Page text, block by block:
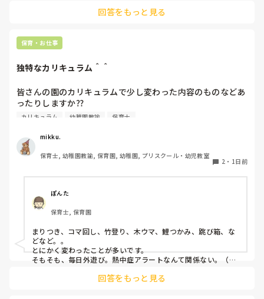
子どもはかわいいけど、毎日体痛いし、疲れました。
他の職場を探そうかな。甘えでしょうか？
せば加入対象となります。
企業規模要件の段階的撤廃：現行の「従業員数51人以上」の要
的に全企業（1人以上）へ拡大されます。
従業員数がこの条件より少ない法人？でしょうか？
合う合わないは誰にでもあるし、それを早い段階で見極めるこ
とも必要だと思っています。
何が合わなかったのか。
次に同じことにならないためにちょっと考えてみると良いかも
です😊
回答をもっと見る
保育・お仕事
独特なカリキュラム＾＾
皆さんの園のカリキュラムで少し変わった内容のものなどあ
ったりしますか⁇
のみ）・乾布摩擦（年中組以上児が体育の時間に体操服の上
から行っています）があります。
♪
カリキュラム 幼稚園教諭 保育士
mikku.
保育士, 幼稚園教諭, 保育園, 幼稚園, プリスクール・幼児教室
2 ・ 1日前
ぽんた
保育士, 保育園
まりつき、コマ回し、竹登り、木ウマ、鯉つかみ、跳び箱、な
どなど。。
とにかく変わったことが多いです。
そもそも、毎日外遊び。熱中症アラートなんて関係ない。（日
回答をもっと見る